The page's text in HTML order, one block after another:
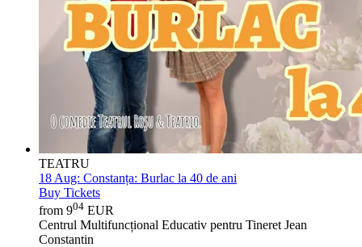
TEATRU
18 Aug: Constanța: Burlac la 40 de ani
Buy Tickets
from 904 EUR
Centrul Multifuncțional Educativ pentru Tineret Jean
Constantin